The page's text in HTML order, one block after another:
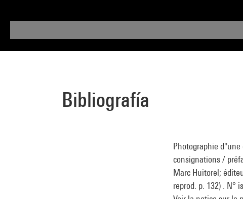
Bibliografía
Photographie
consignations /
Marc Huitorel;
reprod. p. 132) . N°